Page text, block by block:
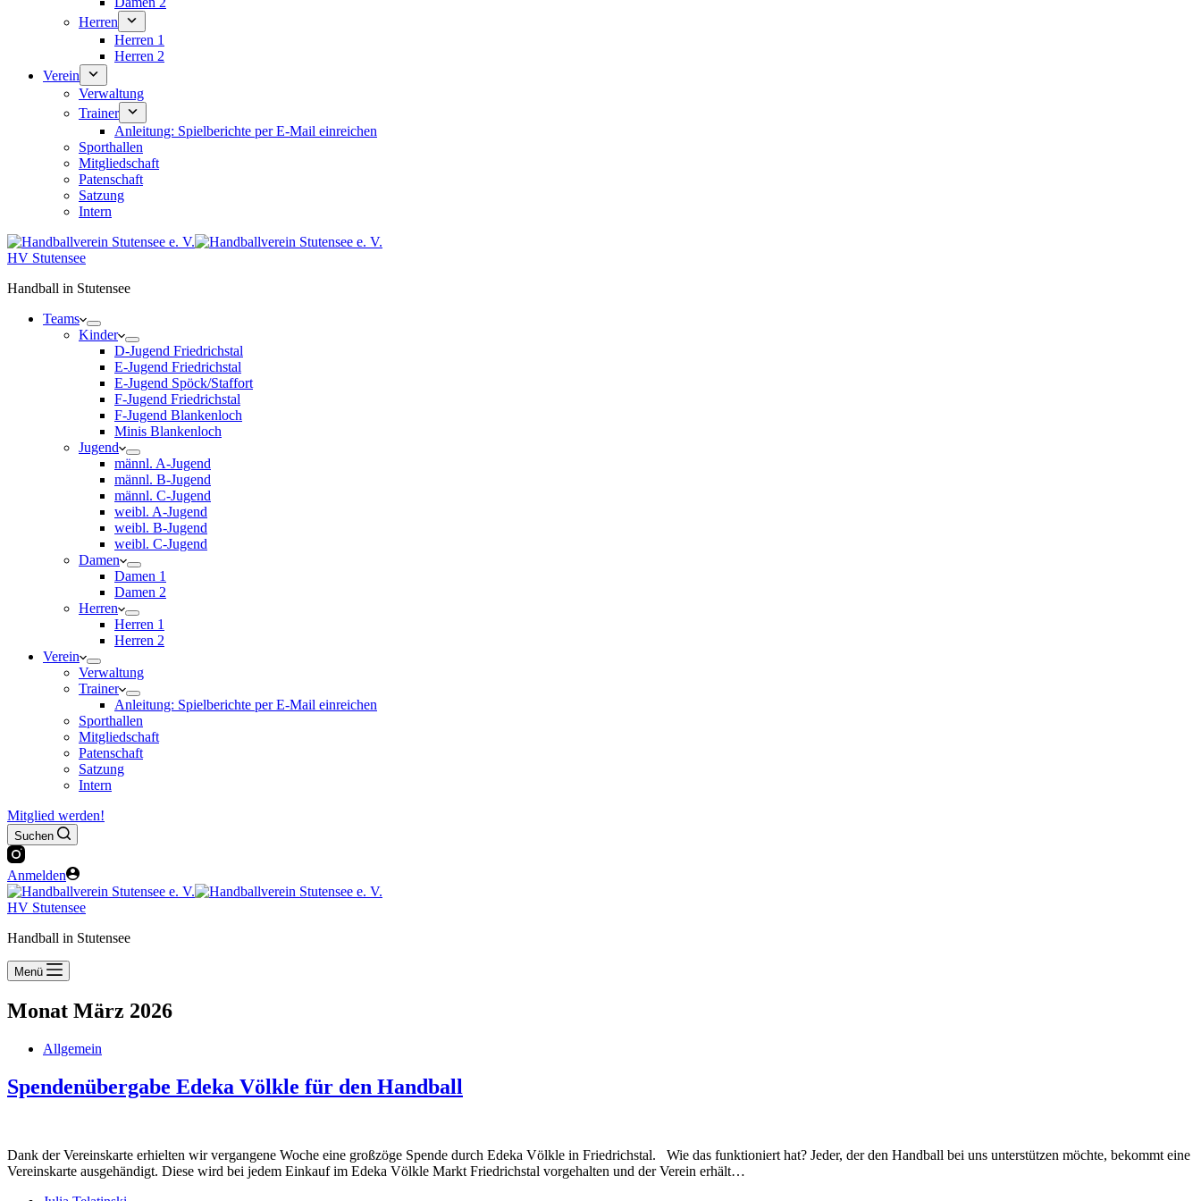
Herren
Herren 1
Herren 2
Verein
Verwaltung
Trainer
Anleitung: Spielberichte per E-Mail einreichen
Sporthallen
Mitgliedschaft
Patenschaft
Satzung
Intern
HV Stutensee
Handball in Stutensee
Teams
Kinder
D-Jugend Friedrichstal
E-Jugend Friedrichstal
E-Jugend Spöck/Staffort
F-Jugend Friedrichstal
F-Jugend Blankenloch
Minis Blankenloch
Jugend
männl. A-Jugend
männl. B-Jugend
männl. C-Jugend
weibl. A-Jugend
weibl. B-Jugend
weibl. C-Jugend
Damen
Damen 1
Damen 2
Herren
Herren 1
Herren 2
Verein
Verwaltung
Trainer
Anleitung: Spielberichte per E-Mail einreichen
Sporthallen
Mitgliedschaft
Patenschaft
Satzung
Intern
Mitglied werden!
Suchen
Anmelden
HV Stutensee
Handball in Stutensee
Menü
Monat März 2026
Allgemein
Spendenübergabe Edeka Völkle für den Handball
Dank der Vereinskarte erhielten wir vergangene Woche eine großzöge Spende durch Edeka Völkle in Friedrichstal. Wie das funktioniert hat? Jeder, der den Handball bei uns unterstützen möchte, bekommt eine
Vereinskarte ausgehändigt. Diese wird bei jedem Einkauf im Edeka Völkle Markt Friedrichstal vorgehalten und der Verein erhält…